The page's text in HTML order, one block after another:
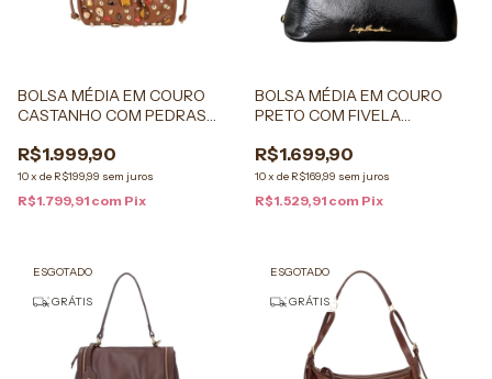
BOLSA MÉDIA EM COURO
CASTANHO COM PEDRAS
R$1.999,90
10x de R$199,99 sem juros
R$1.799,91 com Pix
BOLSA MÉDIA EM COURO
PRETO COM FIVELA
R$1.699,90
10x de R$169,99 sem juros
R$1.529,91 com Pix
ESGOTADO
GRÁTIS
ESGOTADO
GRÁTIS